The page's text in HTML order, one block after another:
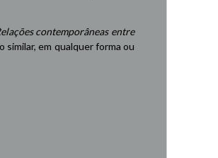
contemporâneas entre
em qualquer forma ou